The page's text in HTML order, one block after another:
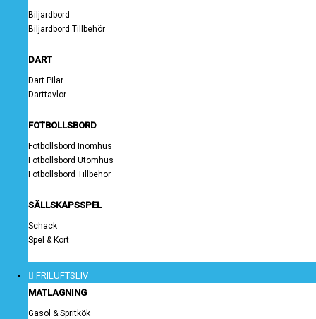
Biljardbord
Biljardbord Tillbehör
DART
Dart Pilar
Darttavlor
FOTBOLLSBORD
Fotbollsbord Inomhus
Fotbollsbord Utomhus
Fotbollsbord Tillbehör
SÄLLSKAPSSPEL
Schack
Spel & Kort
FRILUFTSLIV
MATLAGNING
Gasol & Spritkök